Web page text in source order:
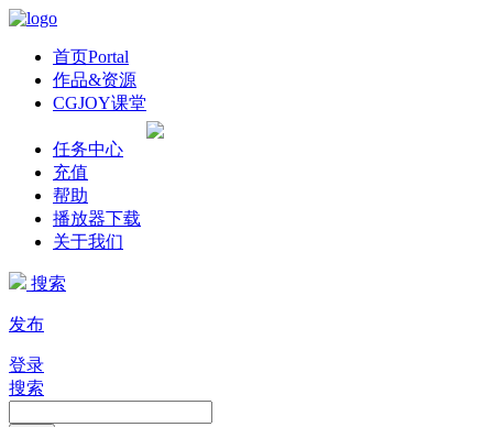
首页Portal
作品&资源
CGJOY课堂
任务中心
充值
帮助
播放器下载
关于我们
搜索
发布
登录
搜索